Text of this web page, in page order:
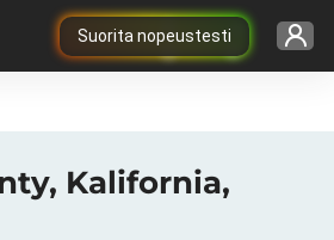
Suorita nopeustesti
Kalifornia,